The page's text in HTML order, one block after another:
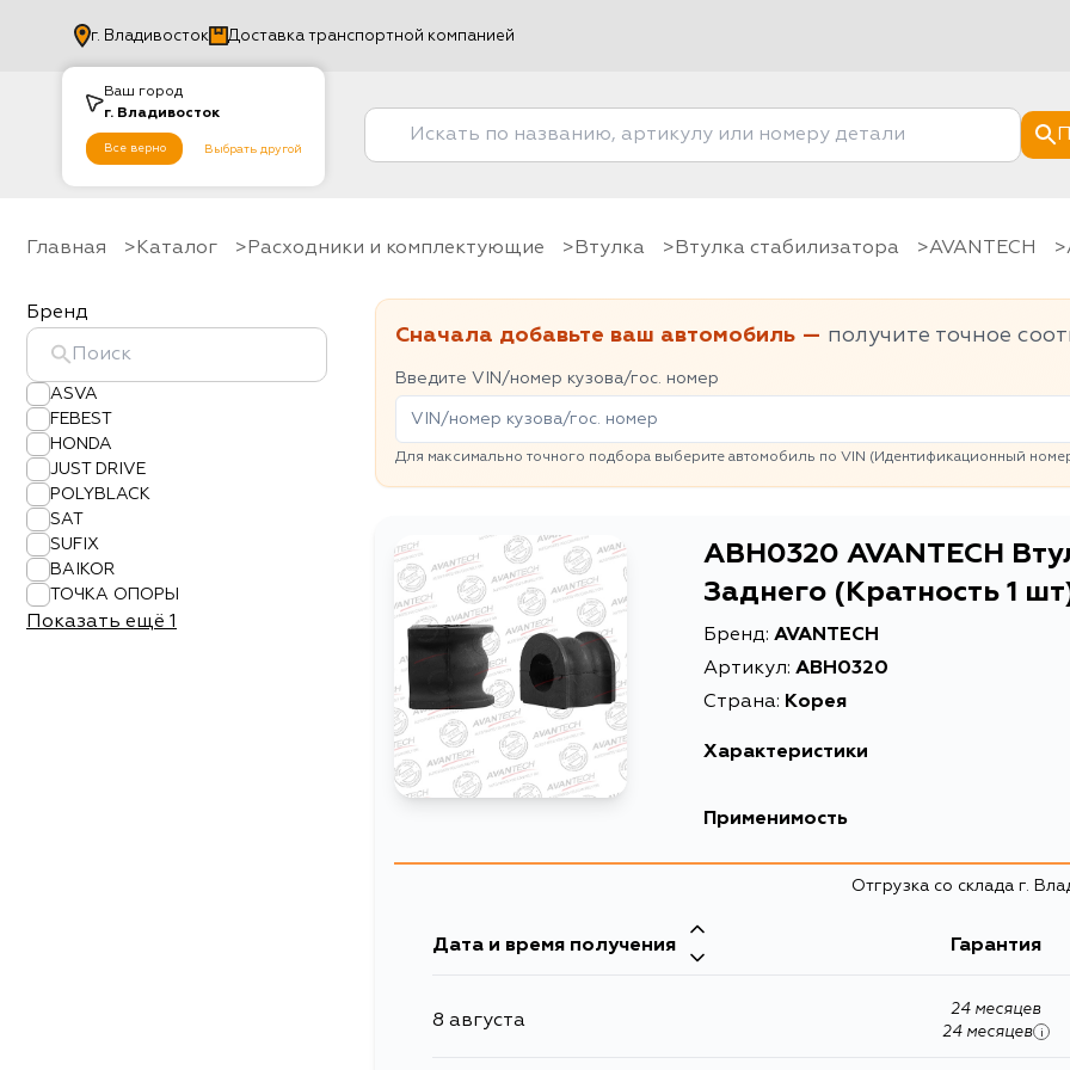
Ваш город
г. Владивосток
Все верно Выбрать другой
г. Владивосток Доставка транспортной компанией
Главная Каталог Расходники и комплектующие Втулка Втулка стабилизатора AVANTECH
Бренд
ASVA
FEBEST
HONDA
JUST DRIVE
POLYBLACK
SAT
SUFIX
BAIKOR
ТОЧКА ОПОРЫ
Показать ещё 1
Сначала добавьте ваш автомобиль — получите точное
Введите VIN/номер кузова/гос. номер
Для максимально точного подбора выберите автомобиль по VIN (Идентификационный
ABH0320 AVANTECH
Заднего (Кратность 1
Бренд: AVANTECH
Артикул:ABH0320
Страна: Корея
Характеристики
EAN-13
0.05
Втулка
Применимость
Отгрузка со склада г.
Дата и время получения Гарантия
8 августа
24 месяцев
24 месяцев
i